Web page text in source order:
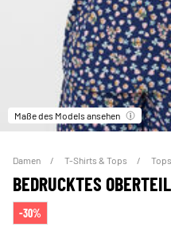
Maße des Models ansehen
Damen T-Shirts & Tops Tops
BEDRUCKTES
-30%